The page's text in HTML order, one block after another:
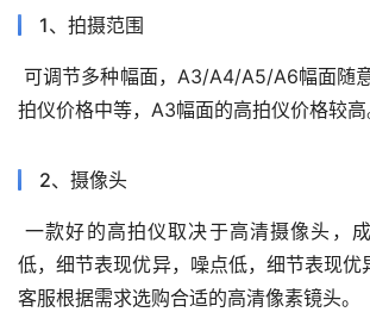
1、拍摄范围
可调节多种幅面， A3/A4/A5/A6幅面随
拍仪价格中等， A3幅面的高拍仪价格较高
2、摄像头
一款好的高拍仪取决于高清摄像头，
低，细节表现优异，噪点低，细节表现优
客服根据需求选购合适的高清像素镜头。